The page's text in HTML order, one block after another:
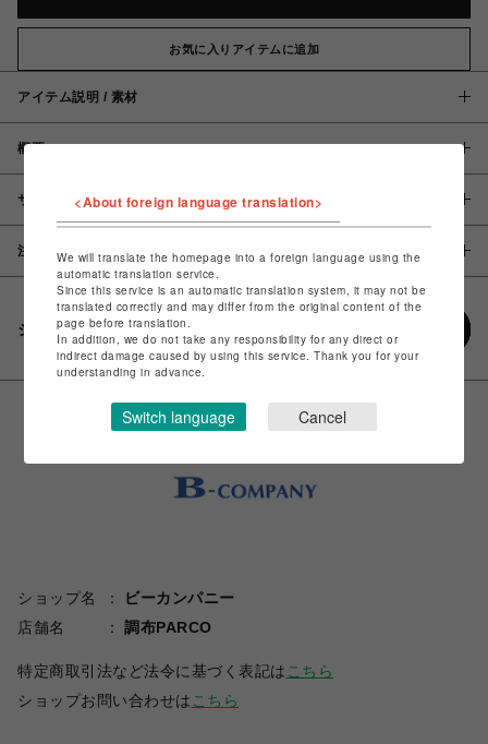
お気に入りアイテムに追加
アイテム説明 / 素材
概要
サイズ
注意事項
シェアする
ショップ名
ビーカンパニー
店舗名
調布PARCO
特定商取引法など法令に基づく表記は こちら
ショップお問い合わせは こちら
<About foreign language translation>
We will translate the homepage into a foreign language using the
automatic translation service.
Since this service is an automatic translation system, it may not be
translated correctly and may differ from the original content of the
page before translation.
In addition, we do not take any responsibility for any direct or
indirect damage caused by using this service. Thank you for your
understanding in advance.
Switch language Cancel